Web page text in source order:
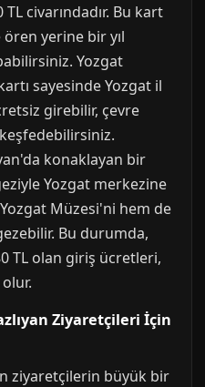
civarındadır. Bu kart
yerine bir yıl
Yozgat
sayesinde Yozgat il
girebilir, çevre
konaklayan bir
Yozgat merkezine
Müzesi'ni hem de
Bu durumda,
TL olan giriş ücretleri,
Ziyaretçileri İçin
ziyaretçilerin büyük bir